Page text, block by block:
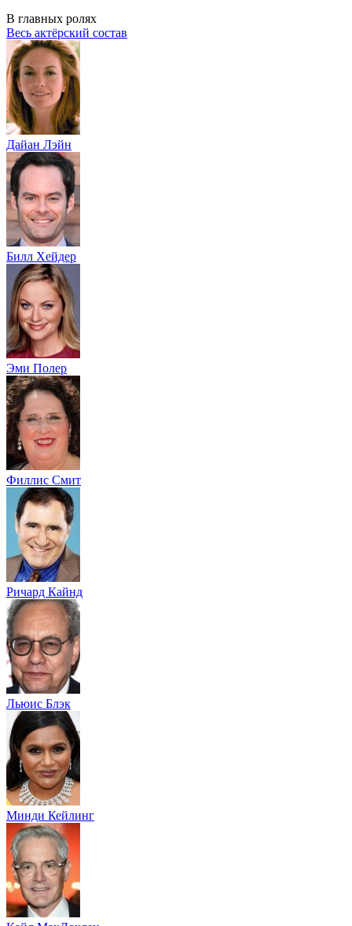
В главных ролях
Весь актёрский состав
Дайан Лэйн
Билл Хейдер
Эми Полер
Филлис Смит
Ричард Кайнд
Льюис Блэк
Минди Кейлинг